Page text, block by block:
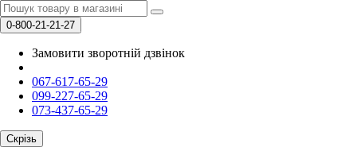
0-800-21-21-27
Замовити зворотній дзвінок
067-617-65-29
099-227-65-29
073-437-65-29
Скрізь